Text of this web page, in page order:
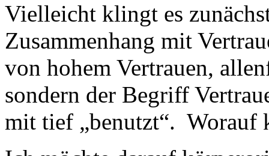
Vielleicht klingt es
Zusammenhang mit
von hohem Vertrauen,
sondern der Begriff
mit tief „benutzt“. Worauf